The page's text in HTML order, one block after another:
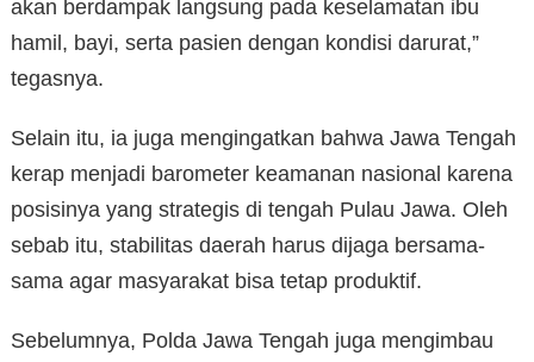
akan berdampak langsung pada keselamatan ibu
hamil, bayi, serta pasien dengan kondisi darurat,”
tegasnya.
Selain itu, ia juga mengingatkan bahwa Jawa Tengah
kerap menjadi barometer keamanan nasional karena
posisinya yang strategis di tengah Pulau Jawa. Oleh
sebab itu, stabilitas daerah harus dijaga bersama-
sama agar masyarakat bisa tetap produktif.
Sebelumnya, Polda Jawa Tengah juga mengimbau